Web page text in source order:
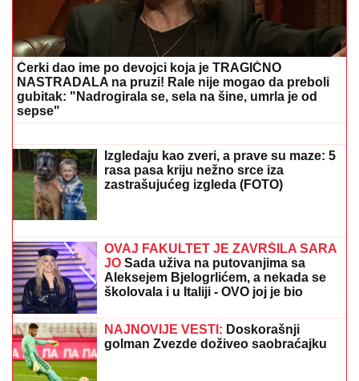
"IMAO JE NAPADE, TREBALO SE
IZBORITI SA TIM"
Pevačica zbog
unuka sa autizmom otišla da živi na
selo, pa morala da donese najtežu
odluku: "Postao je agresivan"
PRODAJU PILIĆE NA PIJACI, A SAD
SE BAŠKARE NA JAHTIBojana i
porođaja (FOTO)
HRSKAVI SLANI ŠTAPIĆI:Ukus kao iz najbolje
poslastičarnice